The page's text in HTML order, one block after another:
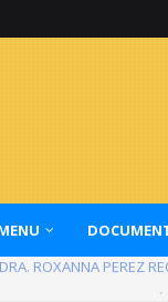
INCONCLUSA A